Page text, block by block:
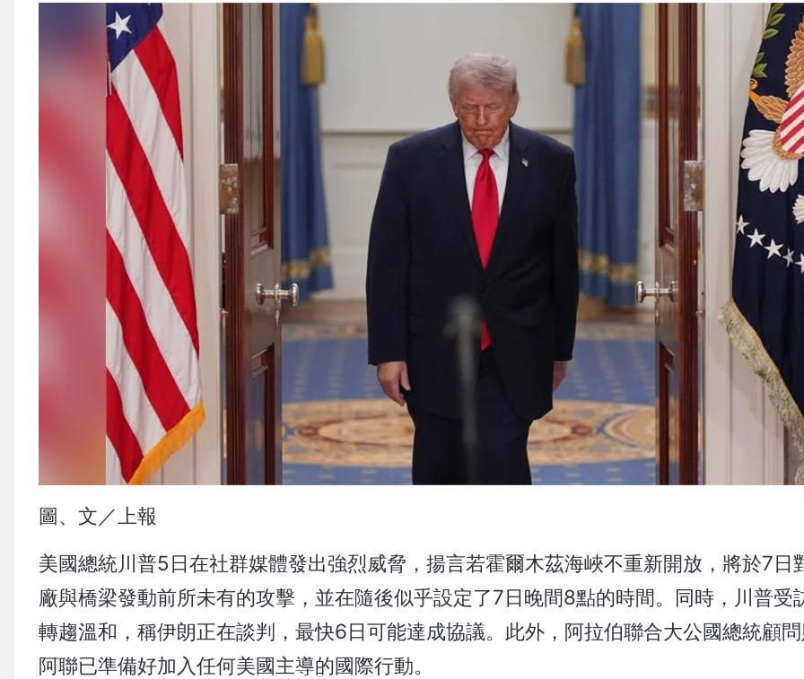
圖、文／上報
美國總統川普5日在社群媒體發出強烈威脅，揚言若霍爾木茲海峽不重新開放，將於7日
廠與橋梁發動前所未有的攻擊，並在隨後似乎設定了7日晚間8點的時間。同時，川普受
轉趨溫和，稱伊朗正在談判，最快6日可能達成協議。此外，阿拉伯聯合大公國總統顧
阿聯已準備好加入任何美國主導的國際行動。